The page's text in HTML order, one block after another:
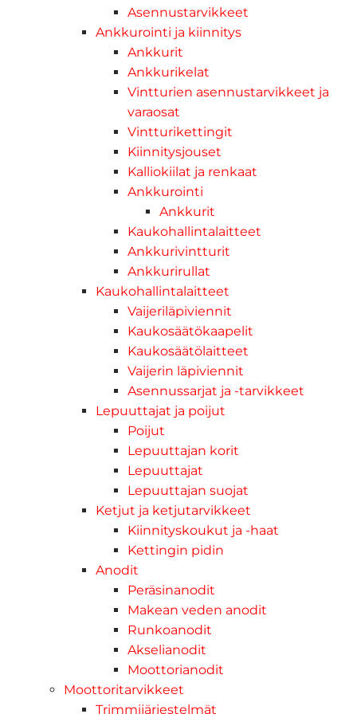
Asennustarvikkeet
Ankkurointi ja kiinnitys
Ankkurit
Ankkurikelat
Vintturien asennustarvikkeet ja
varaosat
Vintturikettingit
Kiinnitysjouset
Kalliokiilat ja renkaat
Ankkurointi
Ankkurit
Kaukohallintalaitteet
Ankkurivintturit
Ankkurirullat
Kaukohallintalaitteet
Vaijeriläpiviennit
Kaukosäätökaapelit
Kaukosäätölaitteet
Vaijerin läpiviennit
Asennussarjat ja -tarvikkeet
Lepuuttajat ja poijut
Poijut
Lepuuttajan korit
Lepuuttajat
Lepuuttajan suojat
Ketjut ja ketjutarvikkeet
Kiinnityskoukut ja -haat
Kettingin pidin
Anodit
Peräsinanodit
Makean veden anodit
Runkoanodit
Akselianodit
Moottorianodit
Moottoritarvikkeet
Trimmijärjestelmät